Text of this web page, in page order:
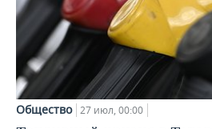
Общество 27 июл, 00:00